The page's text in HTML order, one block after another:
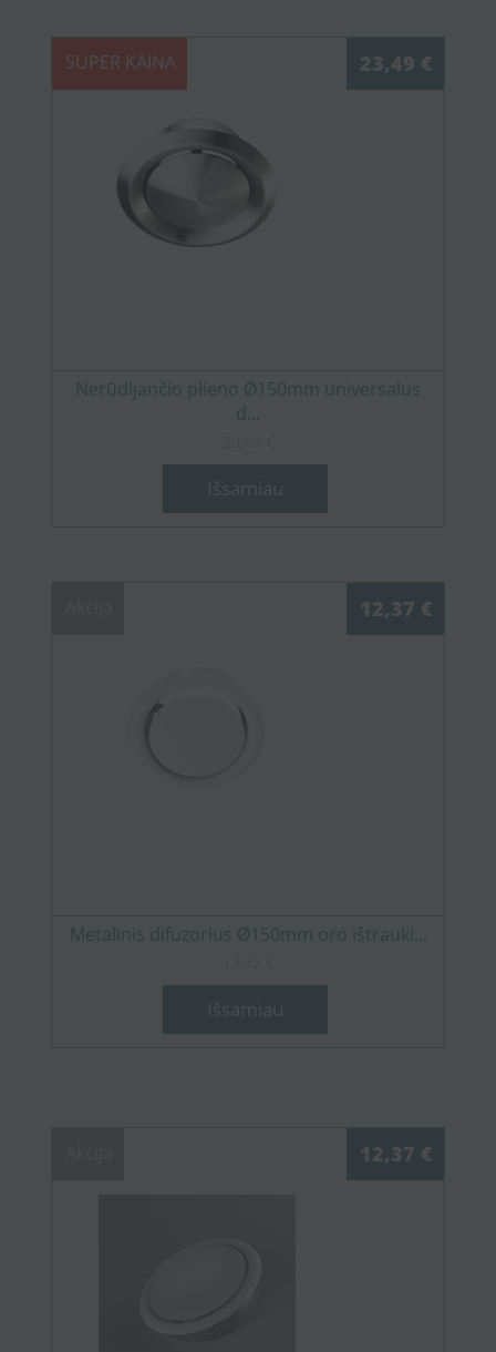
SUPER KAINA 23,49 €
Nerūdijančio plieno Ø150mm universalus
d...
Išsamiau
12,37 €
Metalinis difuzorius Ø150mm oro ištrauki...
Išsamiau
12,37 €